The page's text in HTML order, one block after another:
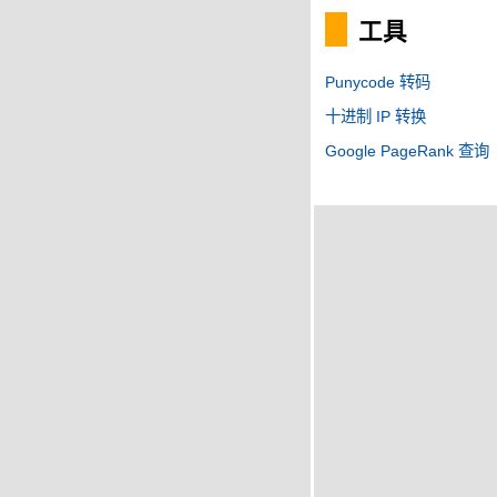
工具
Punycode 转码
十进制 IP 转换
Google PageRank 查询